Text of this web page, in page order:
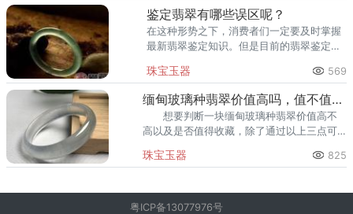
现出了自然清丽的一面。
鉴定翡翠有哪些误区呢？
在这种形势之下，消费者们一定要及时掌握
最新翡翠鉴定知识。但是目前的翡翠鉴定方
才能少吃亏不上当。
珠宝玉器 569
缅甸玻璃种翡翠价值高吗，值不值得收藏?
想要判断一块缅甸玻璃种翡翠价值高不
高以及是否值得收藏，除了通过以上三点可
别，在这就不多做介绍了。
珠宝玉器 825
粤ICP备13077976号